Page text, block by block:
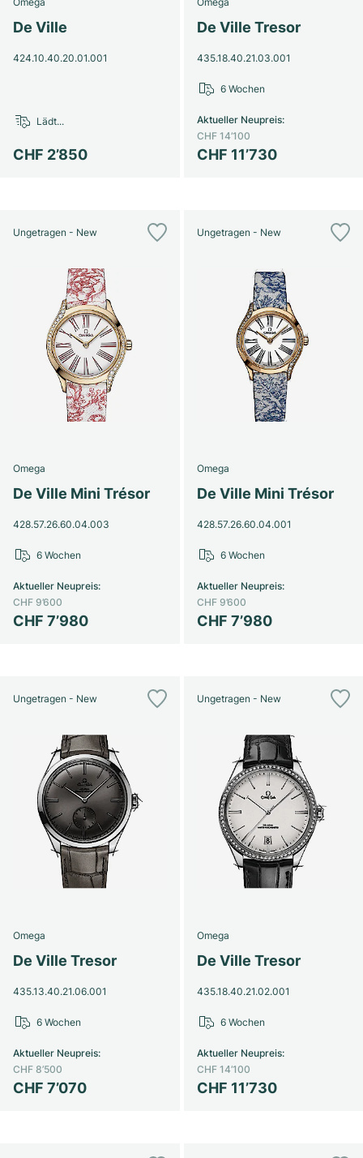
Milgauss
Oyster Perpetual
Damenuhren
Ronde
Rotonde
Gebraucht
Damenuhren
Professional
Bentley
Montbrillant
Gebraucht
Damenuhren
Formula 1
Grand Carrera
Portofino
Portugieser
Gebraucht
Spirit of Big Bang
King Power
De Ville
424.10.40.20.01.001
CHF 2’850
Lädt...
De Ville Tresor
435.18.40.21.03.001
CHF 11’730
Aktueller Neupreis:
CHF 14’100
6 Wochen
Ungetragen - New
Omega
De Ville Mini Trésor
428.57.26.60.04.003
CHF 7’980
Aktueller Neupreis:
CHF 9’600
6 Wochen
Ungetragen - New
Omega
De Ville Mini Trésor
428.57.26.60.04.001
CHF 7’980
Aktueller Neupreis:
CHF 9’600
6 Wochen
Ungetragen - New
Omega
De Ville Tresor
435.13.40.21.06.001
CHF 7’070
Aktueller Neupreis:
CHF 8’500
6 Wochen
Ungetragen - New
Omega
De Ville Tresor
435.18.40.21.02.001
CHF 11’730
Aktueller Neupreis:
CHF 14’100
6 Wochen